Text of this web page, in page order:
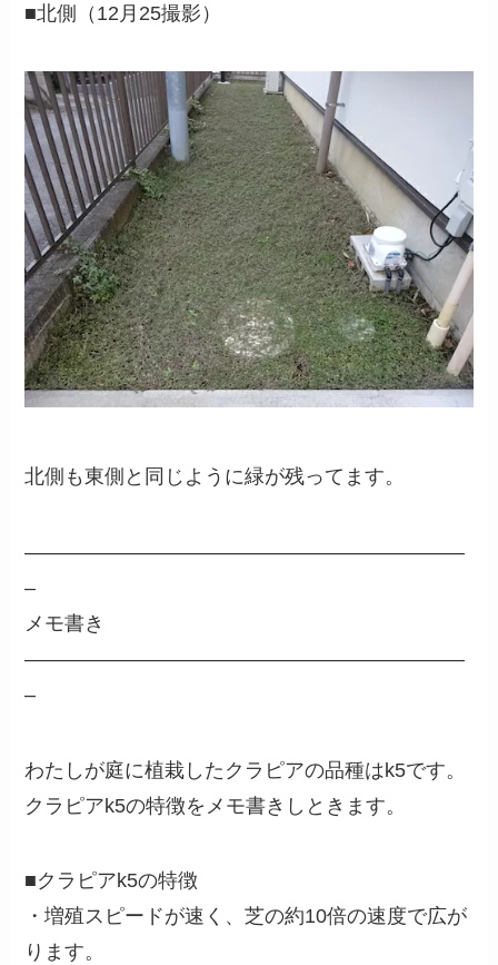
■北側（12月25撮影）
北側も東側と同じように緑が残ってます。
——————————————————————
–
メモ書き
——————————————————————
–
わたしが庭に植栽したクラピアの品種はk5です。
クラピアk5の特徴をメモ書きしときます。
■クラピアk5の特徴
・増殖スピードが速く、芝の約10倍の速度で広が
ります。